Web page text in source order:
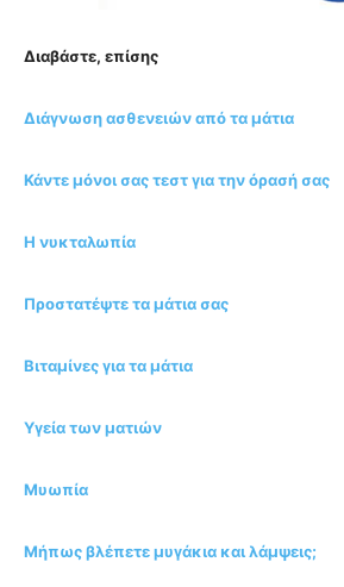
Διαβάστε, επίσης
Διάγνωση ασθενειών από τα μάτια
Κάντε μόνοι σας τεστ για την όρασή σας
Η νυκταλωπία
Προστατέψτε τα μάτια σας
Βιταμίνες για τα μάτια
Υγεία των ματιών
Μυωπία
Μήπως βλέπετε μυγάκια και λάμψεις;